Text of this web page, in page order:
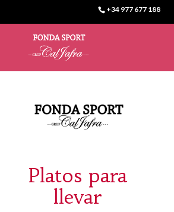
+34 977 677 188
Platos para
llevar